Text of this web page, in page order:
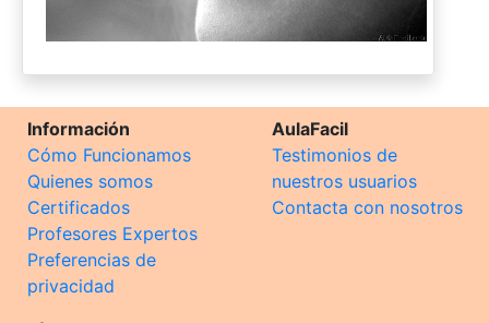
Información
Cómo Funcionamos
Quienes somos
Certificados
Profesores Expertos
Preferencias de
privacidad
AulaFacil
Testimonios de
nuestros usuarios
Contacta con nosotros